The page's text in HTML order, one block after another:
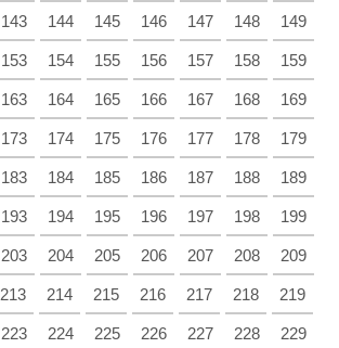
143 144 145 146 147 148 149
153 154 155 156 157 158 159
163 164 165 166 167 168 169
173 174 175 176 177 178 179
183 184 185 186 187 188 189
193 194 195 196 197 198 199
203 204 205 206 207 208 209
213 214 215 216 217 218 219
223 224 225 226 227 228 229